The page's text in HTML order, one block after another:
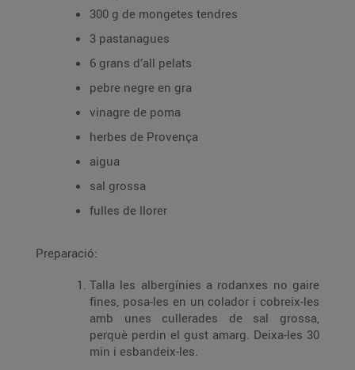
300 g de mongetes tendres
3 pastanagues
6 grans d’all pelats
pebre negre en gra
vinagre de poma
herbes de Provença
aigua
sal grossa
fulles de llorer
Preparació:
Talla les albergínies a rodanxes no gaire
fines, posa-les en un colador i cobreix-les
amb unes cullerades de sal grossa,
perquè perdin el gust amarg. Deixa-les 30
min i esbandeix-les.